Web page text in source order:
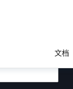
文档